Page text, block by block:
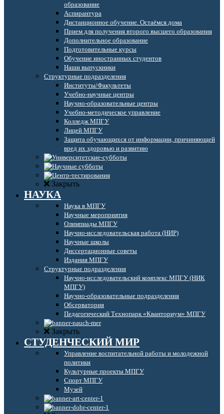
образование
Аспирантура
Дистанционное обучение. Остаёмся дома
Прием для получения второго высшего образования
Дополнительное образование
Подготовительные курсы
Обучение иностранных студентов
Наши выпускники
Структурные подразделения
Институты/Факультеты
Учебно-научные центры
Научно-образовательные центры
Учебно-методическое управление
Колледж МПГУ
Лицей МПГУ
Защита обучающихся от информации, причиняющей
вред их здоровью и развитию
Закрыть
НАУКА
Наука в МПГУ
Научные мероприятия
Олимпиады МПГУ
Научно-исследовательская работа (НИР)
Научные школы
Диссертационные советы
Издания МПГУ
Структурные подразделения
Научно-исследовательский комплекс МПГУ (НИК
МПГУ)
Научно-образовательные подразделения
Обсерватория
Педагогический Технопарк «Кванториум» МПГУ
Закрыть
СТУДЕНЧЕСКИЙ МИР
Управление воспитательной работы и молодежной
политики
Культурные проекты МПГУ
Спорт МПГУ
Музей